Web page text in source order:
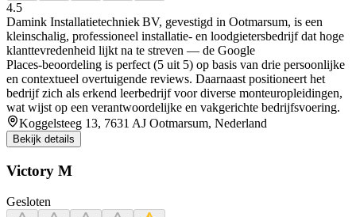
4.5
Damink Installatietechniek BV, gevestigd in Ootmarsum, is een
kleinschalig, professioneel installatie- en loodgietersbedrijf dat hoge
klanttevredenheid lijkt na te streven — de Google
Places‑beoordeling is perfect (5 uit 5) op basis van drie persoonlijke
en contextueel overtuigende reviews. Daarnaast positioneert het
bedrijf zich als erkend leerbedrijf voor diverse monteuropleidingen,
wat wijst op een verantwoordelijke en vakgerichte bedrijfsvoering.
Koggelsteeg 13, 7631 AJ Ootmarsum, Nederland
Bekijk details
Victory M
Gesloten